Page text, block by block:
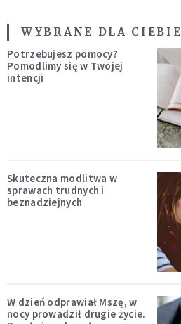
WYBRANE DLA CIEBIE
Potrzebujesz pomocy?
Pomodlimy się w Twojej
intencji
Skuteczna modlitwa w
sprawach trudnych i
beznadziejnych
W dzień odprawiał Mszę, w
nocy prowadził drugie życie.